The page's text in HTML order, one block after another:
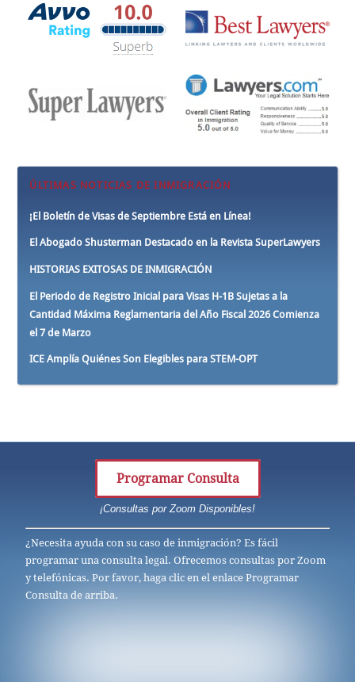
ÚLTIMAS NOTICIAS DE INMIGRACIÓN
¡El Boletín de Visas de Septiembre Está en Línea!
El Abogado Shusterman Destacado en la Revista SuperLawyers
HISTORIAS EXITOSAS DE INMIGRACIÓN
El Periodo de Registro Inicial para Visas H-1B Sujetas a la
Cantidad Máxima Reglamentaria del Año Fiscal 2026 Comienza
el 7 de Marzo
ICE Amplía Quiénes Son Elegibles para STEM-OPT
Programar Consulta
¡Consultas por Zoom Disponibles!
¿Necesita ayuda con su caso de inmigración? Es fácil
programar una consulta legal. Ofrecemos consultas por Zoom
y telefónicas. Por favor, haga clic en el enlace Programar
Consulta de arriba.